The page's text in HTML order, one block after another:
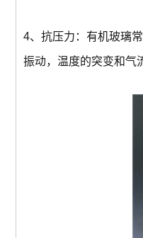
4、抗压力：有机玻璃
振动，温度的突变和气